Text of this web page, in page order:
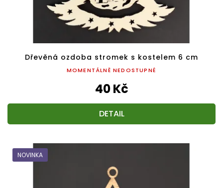
Dřevěná ozdoba stromek s kostelem 6 cm
MOMENTÁLNĚ NEDOSTUPNÉ
40 Kč
DETAIL
NOVINKA